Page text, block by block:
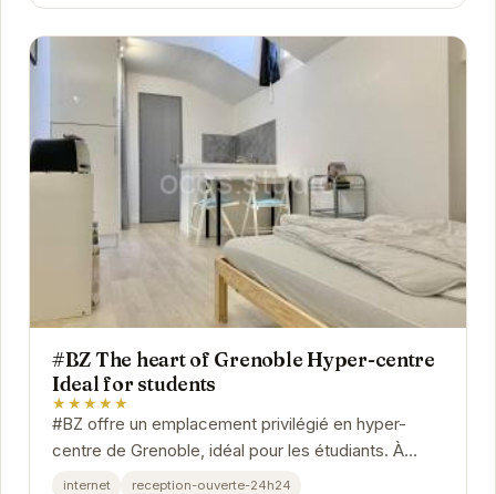
#BZ The heart of Grenoble Hyper-centre
Ideal for students
★★★★★
#BZ offre un emplacement privilégié en hyper-
centre de Grenoble, idéal pour les étudiants. À
proximité des transports, des commerces et des...
internet reception-ouverte-24h24